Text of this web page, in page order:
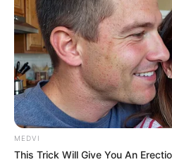
da categoria no Brasil.
🙌 Um passo decisivo para a
A tramitação da PEC 14 já
expressiva, mas o Senado será o
capítulo.
MEDVI
This Trick Will Give You An